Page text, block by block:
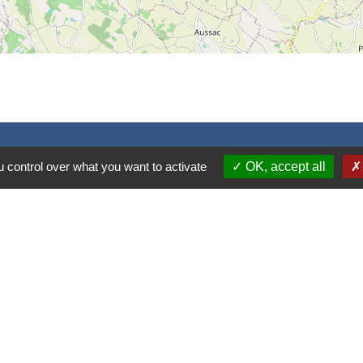
over what you want to activate OK, accept all